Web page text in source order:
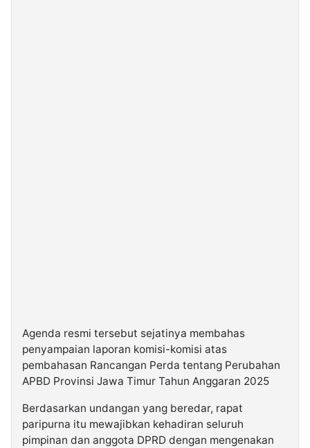
Agenda resmi tersebut sejatinya membahas
penyampaian laporan komisi-komisi atas
pembahasan Rancangan Perda tentang Perubahan
APBD Provinsi Jawa Timur Tahun Anggaran 2025
Berdasarkan undangan yang beredar, rapat
paripurna itu mewajibkan kehadiran seluruh
pimpinan dan anggota DPRD dengan mengenakan